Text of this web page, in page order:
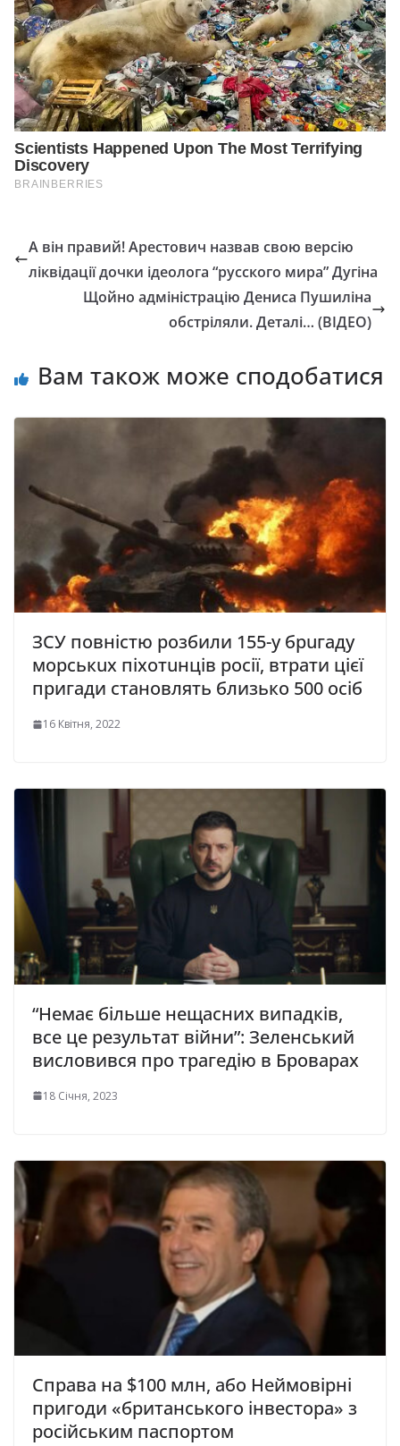
А він правий! Арестович назвав свою версію
ліквідації дочки ідеолога “русского мира” Дугіна
Щойно адміністрацію Дениса Пушиліна
обстріляли. Деталі… (ВІДЕО)
Вам також може сподобатися
ЗСУ повністю розбили 155-у брuгaду
морськuх пiхотuнцiв росії, втрати цієї
пригади становлять близько 500 осіб
16 Квітня, 2022
“Немає більше нещасних випадків,
все це результат війни”: Зеленський
висловився про трагедію в Броварах
18 Січня, 2023
Справа на $100 млн, або Неймовірні
пригоди «британського інвестора» з
російським паспортом